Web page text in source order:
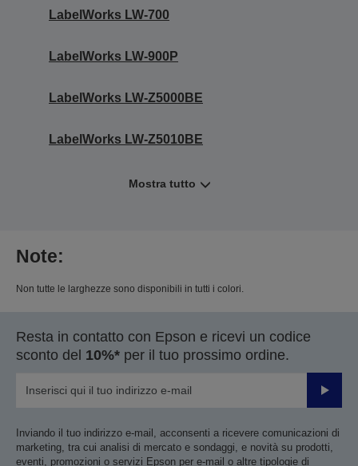
LabelWorks LW-700
LabelWorks LW-900P
LabelWorks LW-Z5000BE
LabelWorks LW-Z5010BE
Mostra tutto
Note:
Non tutte le larghezze sono disponibili in tutti i colori.
Resta in contatto con Epson e ricevi un codice
sconto del 10%* per il tuo prossimo ordine.
Invia
Inviando il tuo indirizzo e-mail, acconsenti a ricevere comunicazioni di
marketing, tra cui analisi di mercato e sondaggi, e novità su prodotti,
eventi, promozioni o servizi Epson per e-mail o altre tipologie di